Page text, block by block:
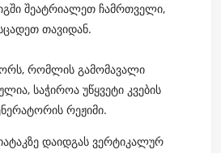
შეატრიალეთ ჩამრთველი,
თავიდან.
რომლის გამომავალი
საჭიროა უწყვეტი კვების
რეჟიმი.
დაიდგას ვერტიკალურ